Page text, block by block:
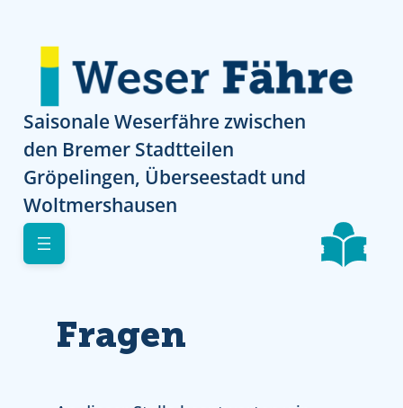
Direkt zur Navigation
Direkt zur Navigation
Direkt zum Inhalt
Skip to footer
Saisonale Weserfähre zwischen
den Bremer Stadtteilen
Gröpelingen, Überseestadt und
Woltmershausen
Fragen